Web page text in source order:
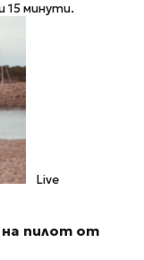
15 минути.
Live
на пилот от